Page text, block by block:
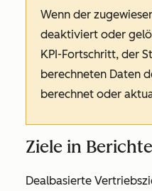
Wenn der
deaktiviert oder
KPI-Fortschritt, der
berechneten Daten
berechnet oder
Ziele in
Dealbasierte